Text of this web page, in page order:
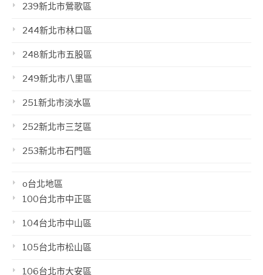
239新北市鶯歌區
244新北市林口區
248新北市五股區
249新北市八里區
251新北市淡水區
252新北市三芝區
253新北市石門區
o台北地區
100台北市中正區
104台北市中山區
105台北市松山區
106台北市大安區